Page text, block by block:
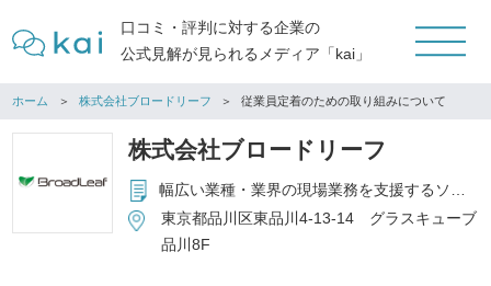
口コミ・評判に対する企業の
公式見解が見られるメディア「kai」
ホーム 株式会社ブロードリーフ 従業員定着のための取り組みについて
株式会社ブロードリーフ
幅広い業種・業界の現場業務を支援するソフトウエア・ITソリューション＆各種サービスを提供
東京都品川区東品川4-13-14 グラスキューブ
品川8F